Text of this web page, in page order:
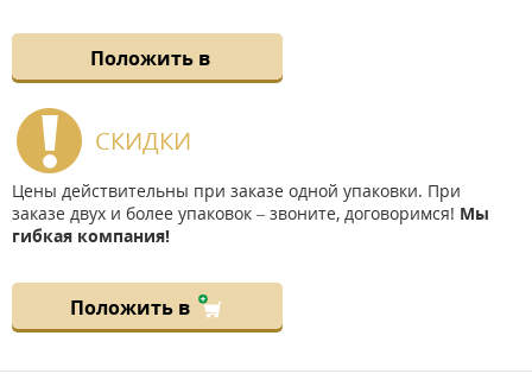
Положить в
СКИДКИ
Цены действительны при заказе одной упаковки. При
заказе двух и более упаковок – звоните, договоримся! Мы
гибкая компания!
Положить в